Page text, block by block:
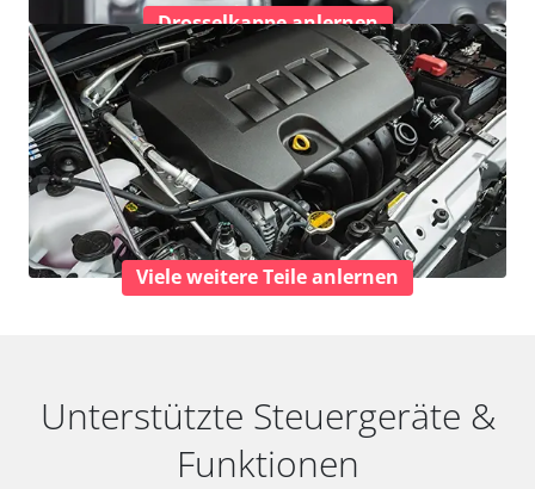
Drosselkappe anlernen
Viele weitere Teile anlernen
Unterstützte Steuergeräte &
Funktionen